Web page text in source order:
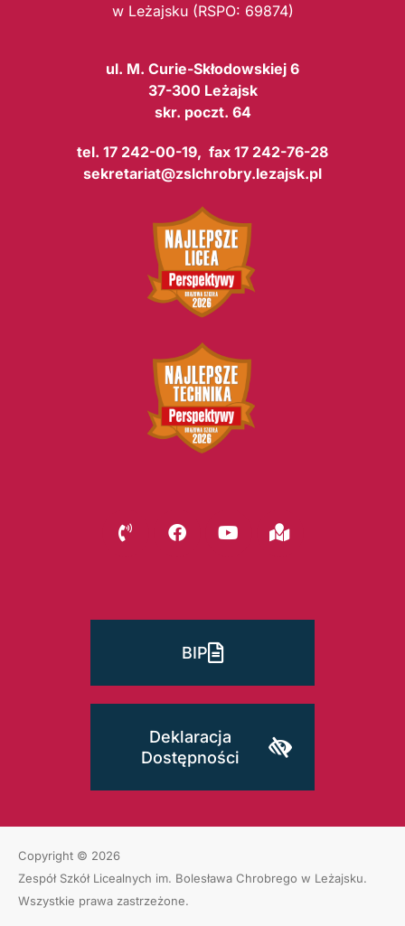
w Leżajsku (RSPO: 69874)
ul. M. Curie-Skłodowskiej 6
37-300 Leżajsk
skr. poczt. 64
tel. 17 242-00-19, fax 17 242-76-28
sekretariat@zslchrobry.lezajsk.pl
BIP
Deklaracja
Dostępności
Copyright © 2026
Zespół Szkół Licealnych im. Bolesława Chrobrego w Leżajsku.
Wszystkie prawa zastrzeżone.